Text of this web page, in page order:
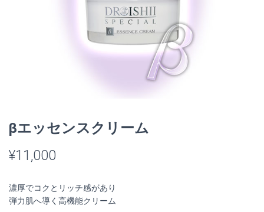
βエッセンスクリーム
¥11,000
濃厚でコクとリッチ感があり
弾力肌へ導く高機能クリーム